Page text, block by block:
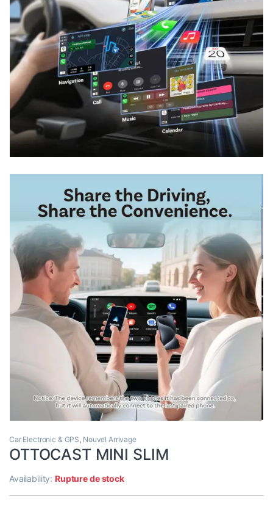
Car Electronic & GPS, Nouvel Arrivage
OTTOCAST MINI SLIM
Availability:Rupture de stock